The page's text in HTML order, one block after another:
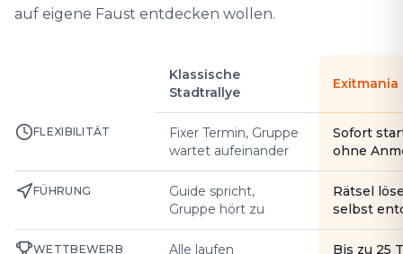
auf eigene Faust entdecken wollen.
Klassische
Stadtrallye
Exitmania
FLEXIBILITÄT
Fixer Termin, Gruppe
wartet aufeinander
Sofort
ohne
FÜHRUNG
Guide spricht,
Gruppe hört zu
Rätsel
selbst
WETTBEWERB
Alle laufen
Bis zu 25